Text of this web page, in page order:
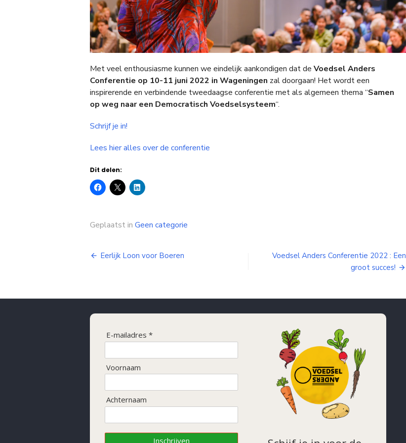
Met veel enthousiasme kunnen we eindelijk aankondigen dat de Voedsel Anders
Conferentie op 10-11 juni 2022 in Wageningen zal doorgaan! Het wordt een
inspirerende en verbindende tweedaagse conferentie met als algemeen thema “Samen
op weg naar een Democratisch Voedselsysteem“.
Schrijf je in!
Lees hier alles over de conferentie
Dit delen:
Geplaatst in Geen categorie
Bericht
Eerlijk Loon voor Boeren
Voedsel Anders Conferentie 2022 : Een
groot succes!
E-mailadres *
Voornaam
Achternaam
Inschrijven